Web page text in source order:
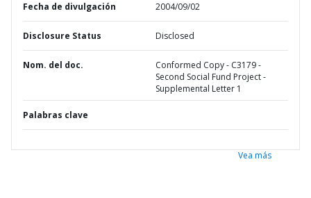
Fecha de divulgación 2004/09/02
Disclosure Status Disclosed
Nom. del doc.
Conformed Copy - C3179 -
Second Social Fund Project -
Supplemental Letter 1
Palabras clave
Vea más